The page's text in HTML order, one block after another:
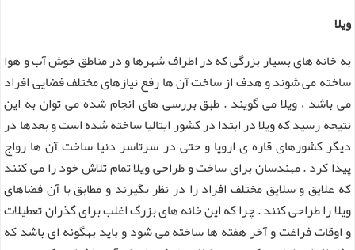
ویلا
به خانه های بسیار بزرگی که در اطراف شهرها و در مناطق خوش آب و هوا
ساخته می شوند و هدف از ساخت آن ها رفع نیازهای مختلف فضایی افراد
می باشد ، ویلا می گویند . طبق بررسی های انجام شده می توان به این
نتیجه رسید که ویلا در ابتدا در کشور ایتالیا ساخته شده است و بعدها در
دیگر کشورهای قاره ی اروپا و حتی در سرتاسر دنیا ساخت آن ها رواج
پیدا کرد . مهندسان برای ساخت و طراحی ویلا تمام تلاش خود را می کنند
که علایق و سلایق مختلف افراد را در نظر بگیرند و مطابق با آن فضاهای
ویلا را طراحی کنند . چرا که این خانه های بزرگ اغلب برای گذران تعطیلات
و اوقات فراغت و آخر هفته ها ساخته می شود و باید بهگونه ای باشد که